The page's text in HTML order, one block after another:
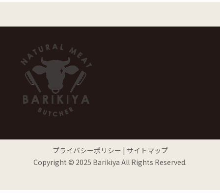
プライバシーポリシー | サイトマップ
Copyright © 2025 Barikiya All Rights Reserved.